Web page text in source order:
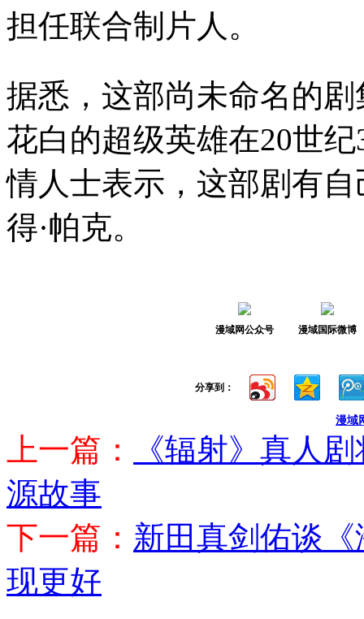
担任联合制片人。
据悉，这部尚未命名的
花白的超级英雄在20世
情人士表示，这部剧有
得·帕克。
漫域网公众号 漫域国际微博
分享到：
漫域
上一篇：
《辐射》真人
源故事
下一篇： 新田真剑佑谈
现更好